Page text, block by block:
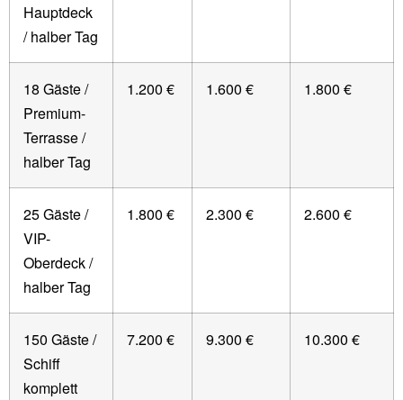
Hauptdeck
/ halber Tag
18 Gäste /
Premium-
Terrasse /
halber Tag
1.200 € 1.600 € 1.800 €
25 Gäste /
VIP-
Oberdeck /
halber Tag
1.800 € 2.300 € 2.600 €
150 Gäste /
Schiff
komplett
7.200 € 9.300 € 10.300 €